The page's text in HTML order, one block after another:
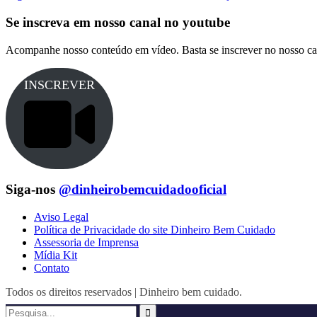
Se inscreva em nosso canal no youtube
Acompanhe nosso conteúdo em vídeo. Basta se inscrever no nosso
INSCREVER
Siga-nos @dinheirobemcuidadooficial
Aviso Legal
Política de Privacidade do site Dinheiro Bem Cuidado
Assessoria de Imprensa
Mídia Kit
Contato
Todos os direitos reservados | Dinheiro bem cuidado.